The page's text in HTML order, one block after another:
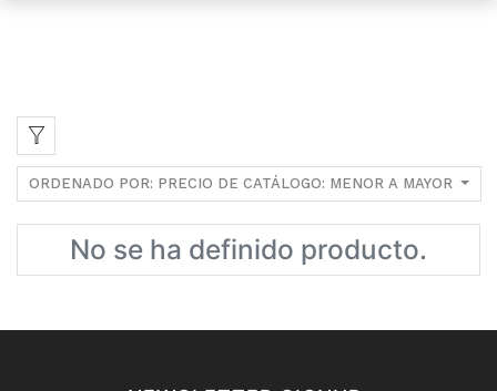
ORDENADO POR: PRECIO DE CATÁLOGO: MENOR A MAYOR
No se ha definido producto.